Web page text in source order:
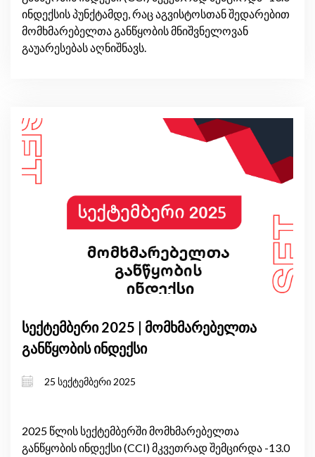
ინდექსის პუნქტამდე, რაც აგვისტოსთან შედარებით
მომხმარებელთა განწყობის მნიშვნელოვან
გაუარესებას აღნიშნავს.
სექტემბერი 2025 | მომხმარებელთა
განწყობის ინდექსი
25 სექტემბერი 2025
2025 წლის სექტემბერში მომხმარებელთა
განწყობის ინდექსი (CCI) მკვეთრად შემცირდა -13.0